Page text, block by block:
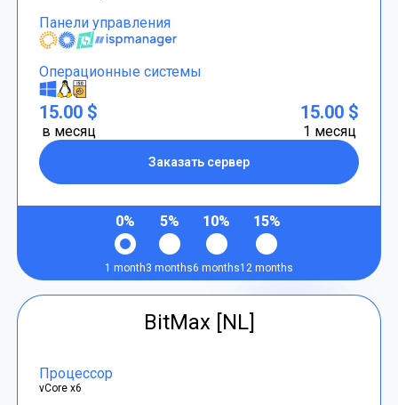
Панели управления
Операционные системы
15.00 $
в месяц
Заказать сервер
15.00 $
1 месяц
0%
1 month
5%
3 months
10%
6 months
15%
12 months
BitMax [NL]
Процессор
vCore x6